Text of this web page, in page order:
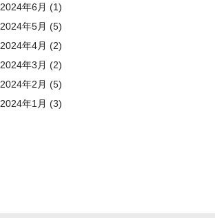
2024年6月 (1)
2024年5月 (5)
2024年4月 (2)
2024年3月 (2)
2024年2月 (5)
2024年1月 (3)